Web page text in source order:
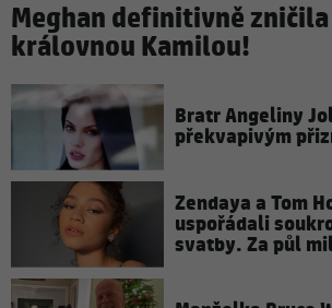
Meghan definitivně
královnou Kamilou!
Bratr Angeliny
překvapivým
Zendaya a Tom
uspořádali
svatby. Za půl